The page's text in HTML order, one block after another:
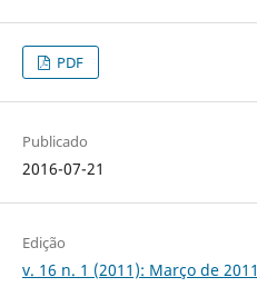
PDF
Publicado
2016-07-21
Edição
v. 16 n. 1 (2011): Março de 2011